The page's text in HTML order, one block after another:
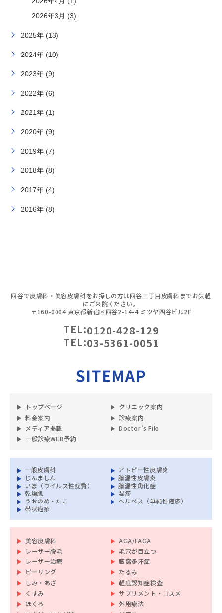
2026年3月 (3)
2025年 (13)
2024年 (10)
2023年 (9)
2022年 (6)
2021年 (1)
2020年 (9)
2019年 (7)
2018年 (8)
2017年 (4)
2016年 (8)
四谷で皮膚科・美容皮膚科をお探しの方は四谷三丁目皮膚科までお気軽
にご来院ください。
〒160-0004 東京都新宿区四谷2-14-4 ミツヤ四谷ビル2F
TEL:0120-428-129
TEL:03-5361-0051
トップページ
クリニック案内
料金案内
診療案内
メディア掲載
Doctor’s File
一般診療WEB予約
一般皮膚科
アトピー性皮膚炎
じんましん
脂漏性皮膚炎
いぼ（ウイルス性疣贅）
脂漏性角化症
乾燥肌
湿疹
うおのめ・たこ
ヘルペス（単純性疱疹）
帯状疱疹
美容皮膚科
AGA/FAGA
レーザー脱毛
毛穴が目立つ
レーザー治療
腋窩多汗症
ピーリング
たるみ
しみ・あざ
軽度認知症検査
くすみ
サプリメント・コスメ
ほくろ
外用療法